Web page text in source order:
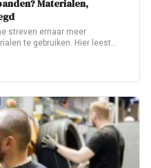
Materialen,
streven ernaar meer
te gebruiken. Hier leest…